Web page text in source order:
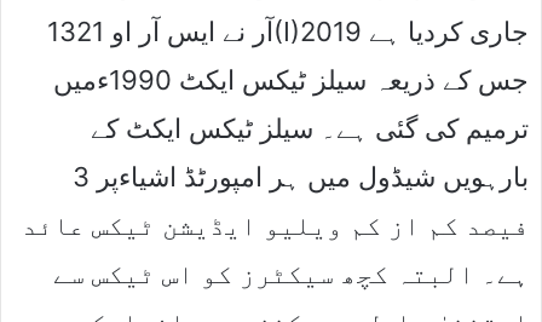
آر نے ایس آر او 1321(I)2019 جاری کردیا ہے
جس کے ذریعہ سیلز ٹیکس ایکٹ 1990ءمیں
ترمیم کی گئی ہے۔ سیلز ٹیکس ایکٹ کے
بارہویں شیڈول میں ہر امپورٹڈ اشیاءپر 3
فیصد کم از کم ویلیو ایڈیشن ٹیکس عائد
ہے۔ البتہ کچھ سیکٹرز کو اس ٹیکس سے